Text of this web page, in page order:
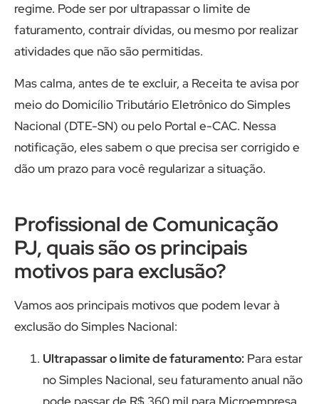
regime. Pode ser por ultrapassar o limite de
faturamento, contrair dívidas, ou mesmo por realizar
atividades que não são permitidas.
Mas calma, antes de te excluir, a Receita te avisa por
meio do Domicílio Tributário Eletrônico do Simples
Nacional (DTE-SN) ou pelo Portal e-CAC. Nessa
notificação, eles sabem o que precisa ser corrigido e
dão um prazo para você regularizar a situação.
Profissional de Comunicação
PJ, quais são os principais
motivos para exclusão?
Vamos aos principais motivos que podem levar à
exclusão do Simples Nacional:
Ultrapassar o limite de faturamento: Para estar
no Simples Nacional, seu faturamento anual não
pode passar de R$ 360 mil para Microempresa